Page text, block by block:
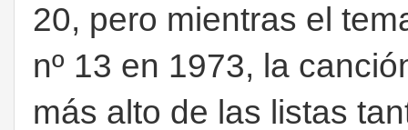
20, pero mientras el
nº 13 en 1973, la
más alto de las listas